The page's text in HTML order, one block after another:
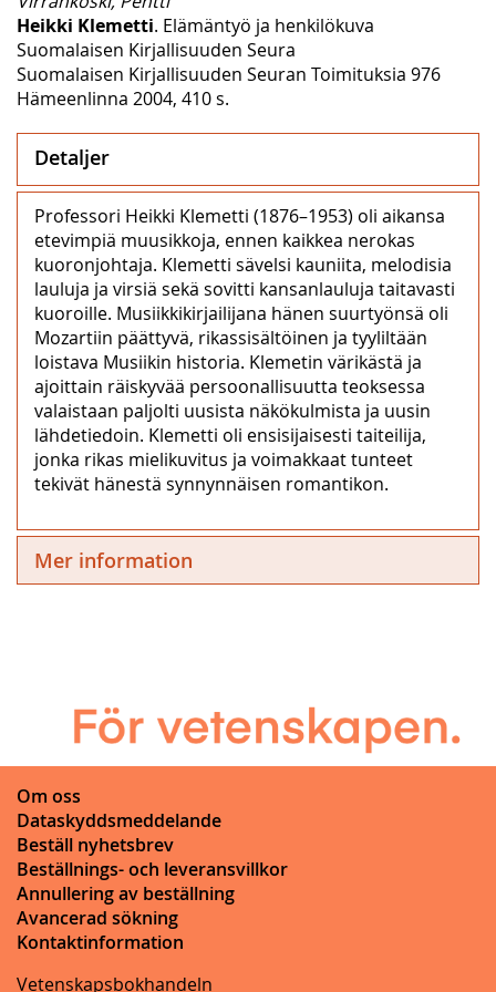
Heikki Klemetti. Elämäntyö ja henkilökuva
Suomalaisen Kirjallisuuden Seura
Suomalaisen Kirjallisuuden Seuran Toimituksia 976
Hämeenlinna 2004, 410 s.
Detaljer
Professori Heikki Klemetti (1876–1953) oli aikansa
etevimpiä muusikkoja, ennen kaikkea nerokas
kuoronjohtaja. Klemetti sävelsi kauniita, melodisia
lauluja ja virsiä sekä sovitti kansanlauluja taitavasti
kuoroille. Musiikkikirjailijana hänen suurtyönsä oli
Mozartiin päättyvä, rikassisältöinen ja tyyliltään
loistava Musiikin historia. Klemetin värikästä ja
ajoittain räiskyvää persoonallisuutta teoksessa
valaistaan paljolti uusista näkökulmista ja uusin
lähdetiedoin. Klemetti oli ensisijaisesti taiteilija,
jonka rikas mielikuvitus ja voimakkaat tunteet
tekivät hänestä synnynnäisen romantikon.
Mer information
Om oss
Dataskyddsmeddelande
Beställ nyhetsbrev
Beställnings- och leveransvillkor
Annullering av beställning
Avancerad sökning
Kontaktinformation
Vetenskapsbokhandeln